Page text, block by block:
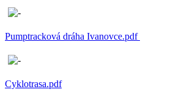
Pumptracková dráha Ivanovce.pdf
Cyklotrasa.pdf